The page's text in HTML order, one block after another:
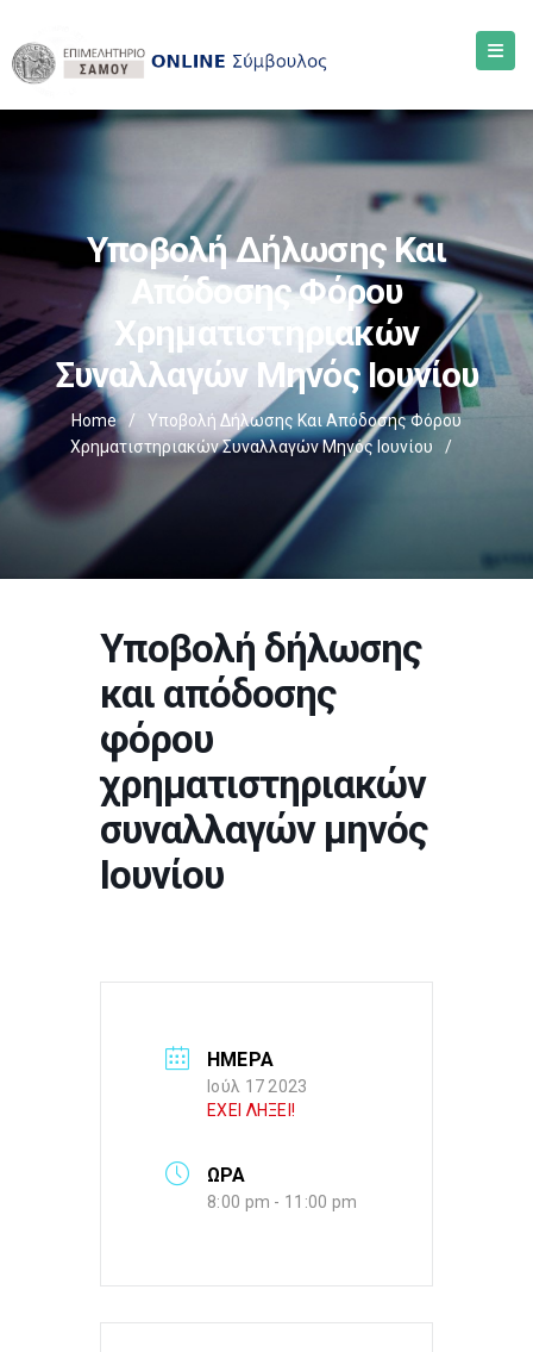
Υποβολή Δήλωσης Και
Απόδοσης Φόρου
Χρηματιστηριακών
Συναλλαγών Μηνός Ιουνίου
Home /
Υποβολή Δήλωσης Και Απόδοσης Φόρου
Χρηματιστηριακών Συναλλαγών Μηνός Ιουνίου
/
Υποβολή δήλωσης
και απόδοσης
φόρου
χρηματιστηριακών
συναλλαγών μηνός
Ιουνίου
ΗΜΕΡΑ
Ιούλ 17 2023
ΕΧΕΙ ΛΗΞΕΙ!
ΩΡΑ
8:00 pm - 11:00 pm